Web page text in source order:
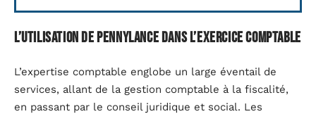
L’utilisation de Pennylance dans l’exercice comptable
L’expertise comptable englobe un large éventail de
services, allant de la gestion comptable à la fiscalité,
en passant par le conseil juridique et social. Les